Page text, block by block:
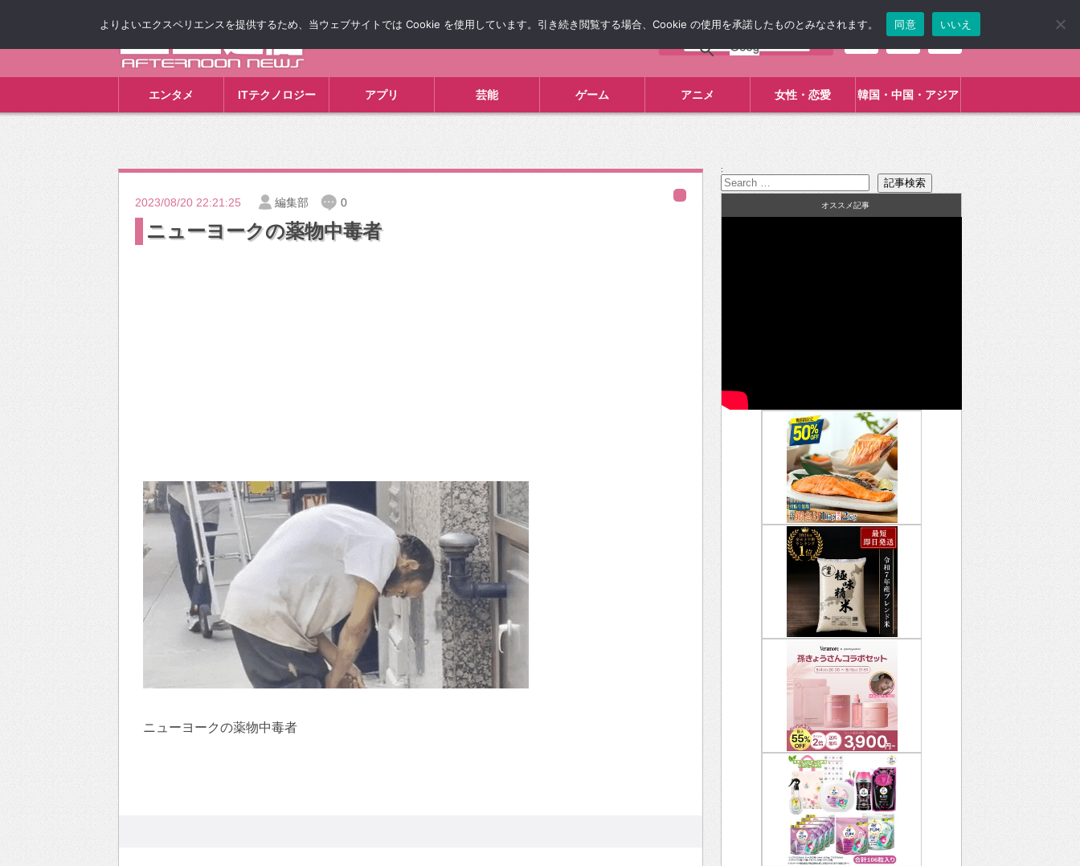
エンタメ ITテクノロジー アプリ 芸能 ゲーム アニメ 女性・恋愛 韓国・中国・アジア
2023/08/20 22:21:25 編集部 0
ニューヨークの薬物中毒者
ニューヨークの薬物中毒者
:
オススメ記事
よりよいエクスペリエンスを提供するため、当ウェブサイトでは Cookie を使用しています。引き続き閲覧する場合、Cookie の使用を承諾したものとみなされます。 同意 いいえ